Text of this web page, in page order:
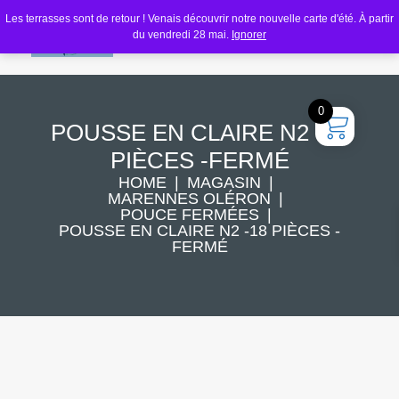
Les terrasses sont de retour ! Venais découvrir notre nouvelle carte d'été. À partir
du vendredi 28 mai. Ignorer
POUSSE EN CLAIRE N2 -18
PIÈCES -FERMÉ
HOME
MAGASIN
MARENNES OLÉRON
POUCE FERMÉES
POUSSE EN CLAIRE N2 -18 PIÈCES -
FERMÉ
0